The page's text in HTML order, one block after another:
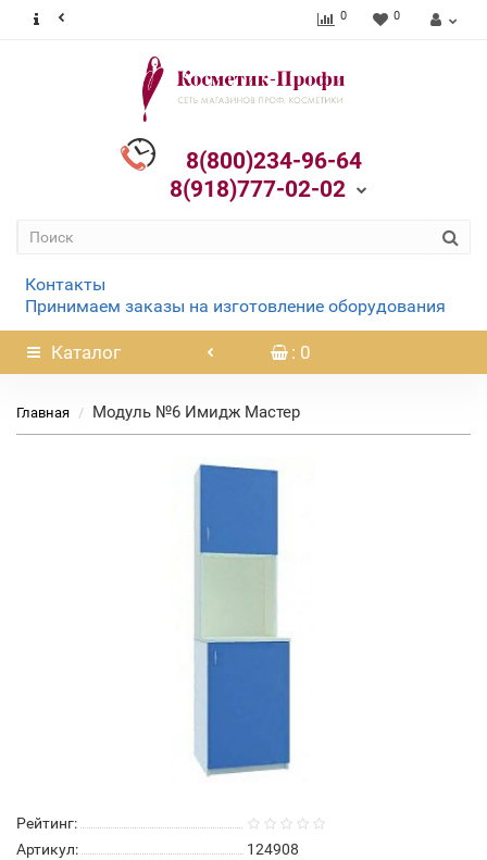
0 0
8(800)234-96-64
8(918)777-02-02
Контакты
Принимаем заказы на изготовление оборудования
Каталог : 0
Главная Модуль №6 Имидж Мастер
Рейтинг:
Артикул:
124908